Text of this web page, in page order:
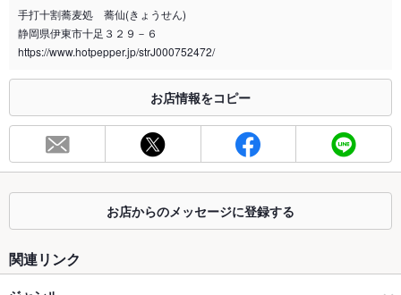
喫煙専用室 なし
合わせください。
お席
35席(外にも16席あり。)
容人数
個室 あり
座敷
手打十割蕎麦処 蕎仙(きょうせん)
静岡県伊東市十足３２９－６
https://www.hotpepper.jp/strJ000752472/
お店情報をコピー
お店からのメッセージに登録する
関連リンク